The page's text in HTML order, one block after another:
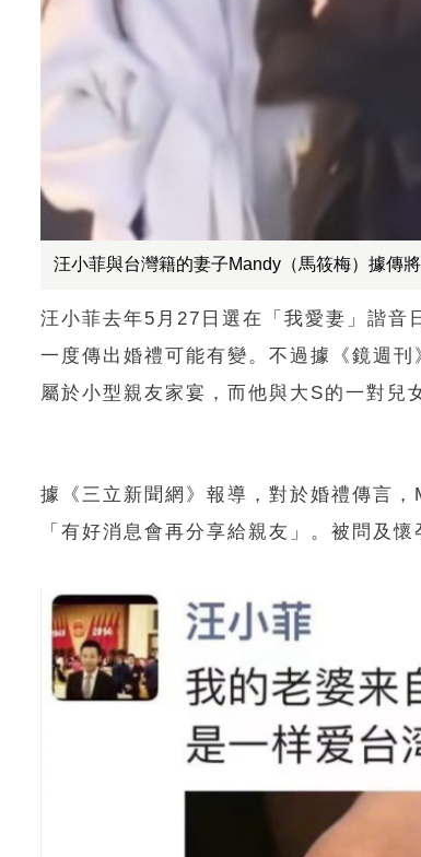
汪小菲與台灣籍的妻子Mandy（馬筱梅）據傳
汪小菲去年5月27日選在「我愛妻」諧音
一度傳出婚禮可能有變。不過據《鏡週
屬於小型親友家宴，而他與大S的一對兒
據《三立新聞網》報導，對於婚禮傳言
「有好消息會再分享給親友」。被問及